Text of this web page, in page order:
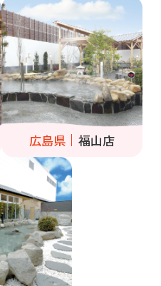
広島県 福山店